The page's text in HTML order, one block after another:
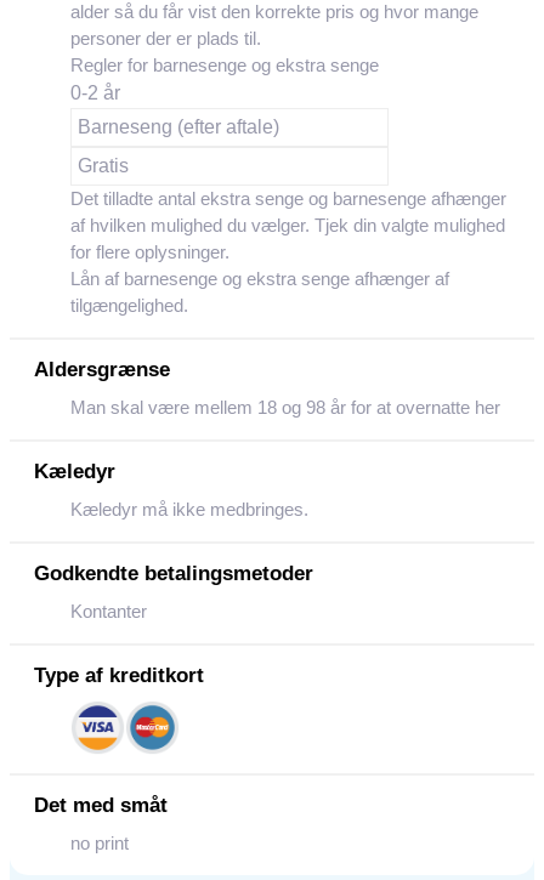
alder så du får vist den korrekte pris og hvor mange
personer der er plads til.
Regler for barnesenge og ekstra senge
0-2 år
Barneseng (efter aftale)
Gratis
Det tilladte antal ekstra senge og barnesenge afhænger
af hvilken mulighed du vælger. Tjek din valgte mulighed
for flere oplysninger.
Lån af barnesenge og ekstra senge afhænger af
tilgængelighed.
Aldersgrænse
Man skal være mellem 18 og 98 år for at overnatte her
Kæledyr
Kæledyr må ikke medbringes.
Godkendte betalingsmetoder
Kontanter
Type af kreditkort
Det med småt
no print